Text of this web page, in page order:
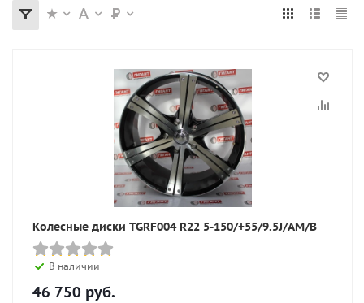
Колесные диски TGRF004 R22 5-150/+55/9.5J/AM/B
В наличии
46 750 руб.